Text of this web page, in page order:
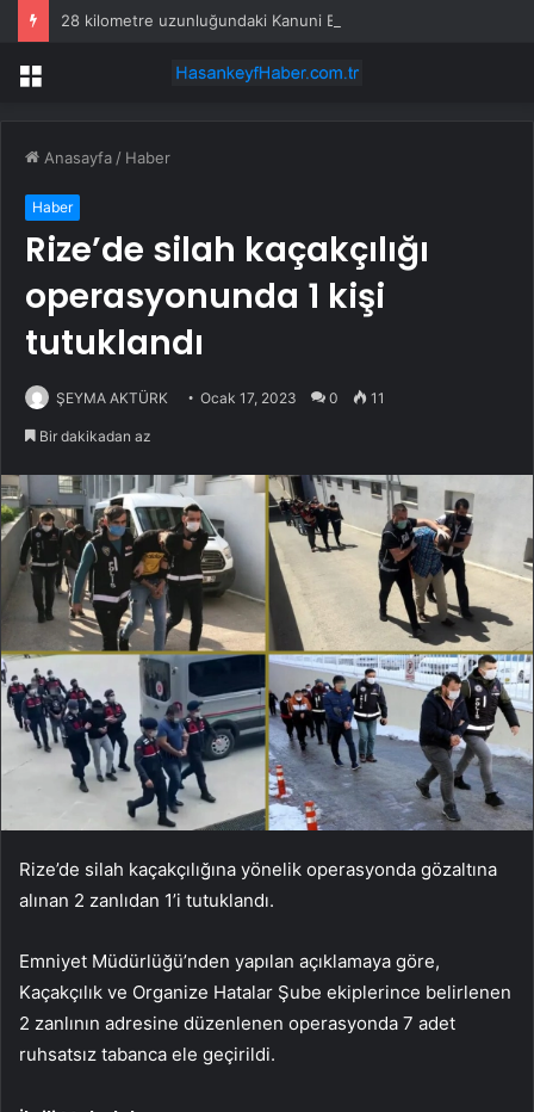
Menü
Anasayfa / Haber
Haber
Rize’de silah kaçakçılığı
operasyonunda 1 kişi
tutuklandı
ŞEYMA AKTÜRK Ocak 17, 2023 0 11
Bir dakikadan az
Rize’de silah kaçakçılığına yönelik operasyonda gözaltına
alınan 2 zanlıdan 1’i tutuklandı.
Emniyet Müdürlüğü’nden yapılan açıklamaya göre,
Kaçakçılık ve Organize Hatalar Şube ekiplerince belirlenen
2 zanlının adresine düzenlenen operasyonda 7 adet
ruhsatsız tabanca ele geçirildi.